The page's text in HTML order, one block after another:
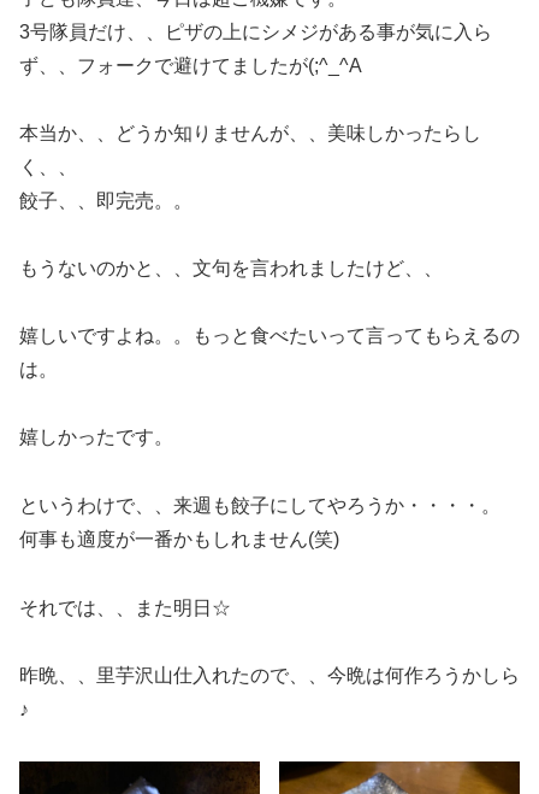
3号隊員だけ、、ピザの上にシメジがある事が気に入ら
ず、、フォークで避けてましたが(;^_^A
本当か、、どうか知りませんが、、美味しかったらし
く、、
餃子、、即完売。。
もうないのかと、、文句を言われましたけど、、
嬉しいですよね。。もっと食べたいって言ってもらえるの
は。
嬉しかったです。
というわけで、、来週も餃子にしてやろうか・・・・。
何事も適度が一番かもしれません(笑)
それでは、、また明日☆
昨晩、、里芋沢山仕入れたので、、今晩は何作ろうかしら
♪